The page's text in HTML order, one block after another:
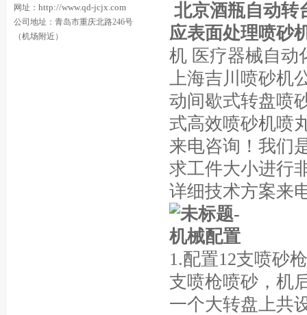
网址： http://www.qd-jcjx.com
公司地址：青岛市重庆北路246号
（机场附近）
北京酒瓶自动转
应表面处理喷砂
机 医疗器械自动
上海吉川喷砂机
动间歇式转盘喷
式高效喷砂机喷
来电咨询！ 我们
求工件大小进行
详细技术方案来
1.配置12支喷砂
支喷枪喷砂，机
一个大转盘上共